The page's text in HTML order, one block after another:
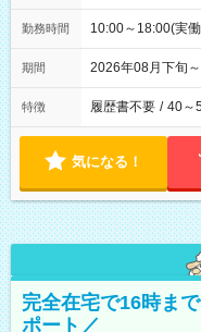
勤務時間 10:00～18:00(実
期間 2026年08月下旬
特徴 履歴書不要 / 40～
気になる！
完全在宅で16時ま
ポート／